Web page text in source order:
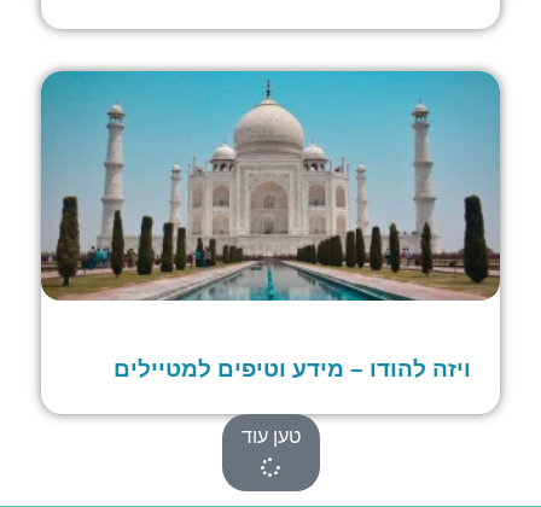
ויזה להודו – מידע וטיפים למטיילים
טען עוד